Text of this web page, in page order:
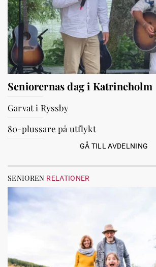
Seniorernas dag i Katrineholm
Garvat i Ryssby
80-plussare på utflykt
GÅ TILL AVDELNING
SENIOREN RELATIONER